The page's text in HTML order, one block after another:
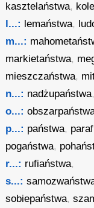
kasztelaństwa,
l...: lemaństwa,
m...:
markietaństwa,
mieszczaństwa,
n...: nadżupaństwa,
o...:
p...: państwa,
pogaństwa,
r...: rufiaństwa,
s...:
sobiepaństwa,